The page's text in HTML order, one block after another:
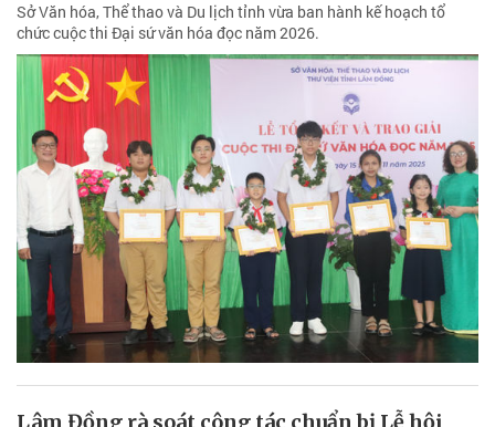
Sở Văn hóa, Thể thao và Du lịch tỉnh vừa ban hành kế hoạch tổ
chức cuộc thi Đại sứ văn hóa đọc năm 2026.
Lâm Đồng rà soát công tác chuẩn bị Lễ hội